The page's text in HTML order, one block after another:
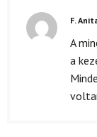
F.
A
a